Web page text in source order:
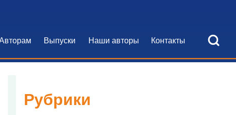
Open Search
навигация
Выпуски Наши авторы Контакты
Рубрики